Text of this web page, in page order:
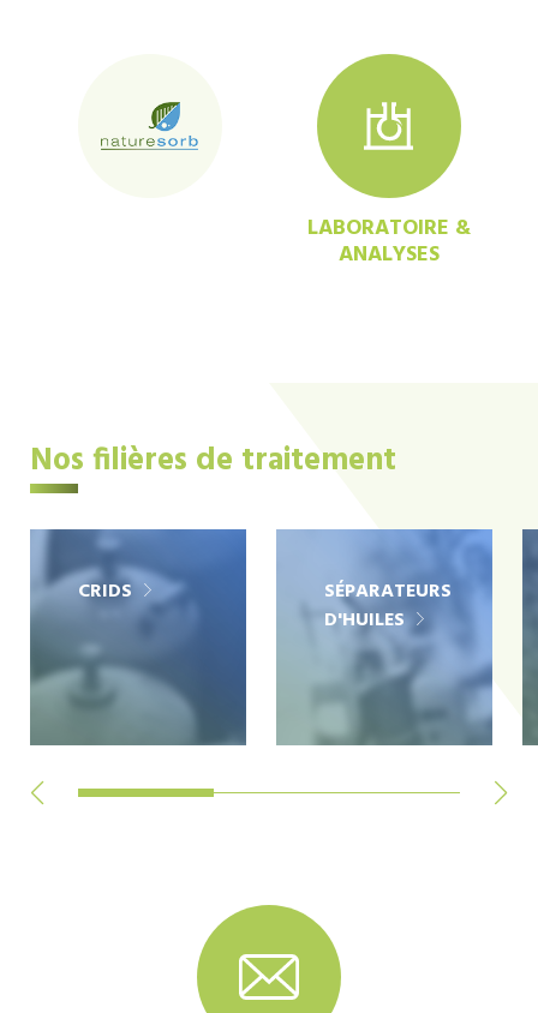
LABORATOIRE &
ANALYSES
Nos filières de traitement
CRIDS
SÉPARATEURS
D'HUILES